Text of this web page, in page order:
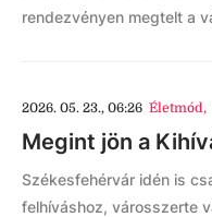
rendezvényen megtelt a
2026. 05. 23., 06:26 Életmód,
Megint jön a
Székesfehérvár idén is
felhíváshoz, városszerte